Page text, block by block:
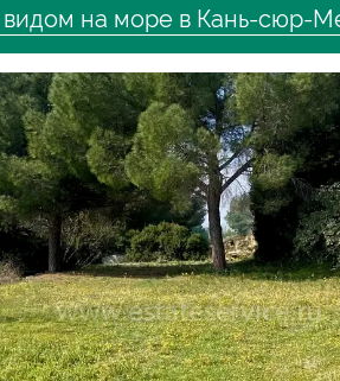
видом на море в Кань-сюр-